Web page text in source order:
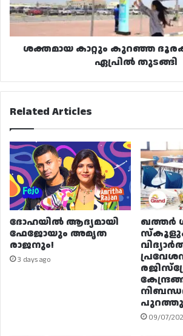
ശക്തമായ കാറ്റും കുറഞ്ഞ
ഏപ്രിൽ തുടങ്ങി
Related Articles
ദോഹയിൽ ആദ്യമായി
ഫേജോയും അമൃത
രാജനും!
3 days ago
ഖത്തർ
09/07/